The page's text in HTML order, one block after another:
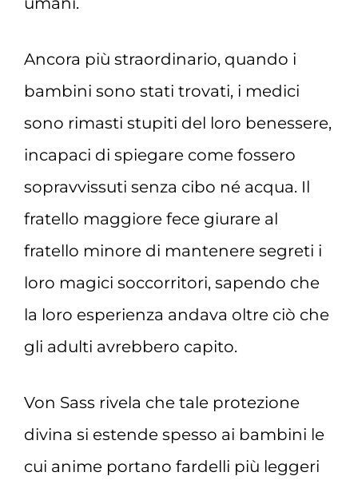
Ancora più straordinario, quando i
bambini sono stati trovati, i medici
sono rimasti stupiti del loro benessere,
incapaci di spiegare come fossero
sopravvissuti senza cibo né acqua. Il
fratello maggiore fece giurare al
fratello minore di mantenere segreti i
loro magici soccorritori, sapendo che
la loro esperienza andava oltre ciò che
gli adulti avrebbero capito.
Von Sass rivela che tale protezione
divina si estende spesso ai bambini le
cui anime portano fardelli più leggeri